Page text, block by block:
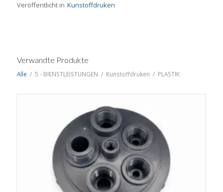
Veröffentlicht in Kunstoffdruken
Verwandte Produkte
Alle / 5 - BIENSTLEISTUNGEN / Kunstoffdruken / PLASTIK